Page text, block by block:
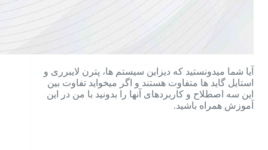
آیا شما میدونستید که دیزاین سیستم ها، پترن لایبرری و
استایل گاید ها متفاوت هستند و اگر میخواید تفاوت بین
این سه اصطلاح و کاربردهای آنها را بدونید با من در این
آموزش همراه باشید.